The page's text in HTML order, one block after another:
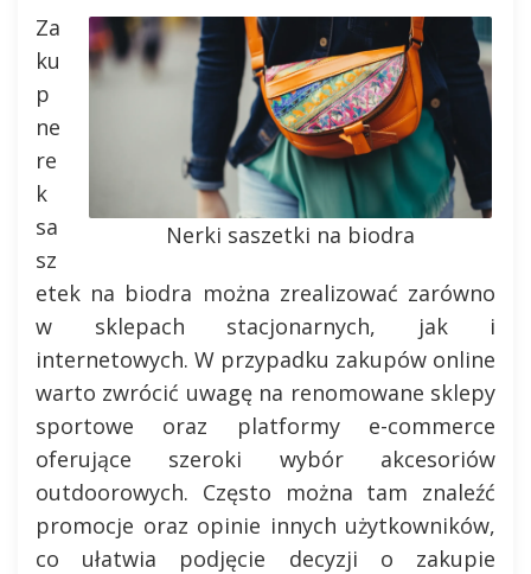
Nerki saszetki na biodra
Za
ku
p
ne
re
k
sa
sz
etek na biodra można zrealizować zarówno
w sklepach stacjonarnych, jak i
internetowych. W przypadku zakupów online
warto zwrócić uwagę na renomowane sklepy
sportowe oraz platformy e-commerce
oferujące szeroki wybór akcesoriów
outdoorowych. Często można tam znaleźć
promocje oraz opinie innych użytkowników,
co ułatwia podjęcie decyzji o zakupie